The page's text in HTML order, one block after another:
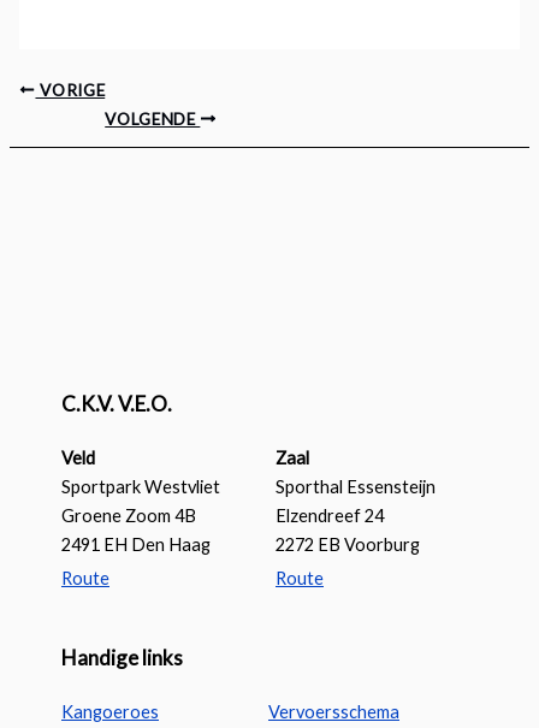
VORIGE
VOLGENDE
C.K.V. V.E.O.
Veld
Sportpark Westvliet
Groene Zoom 4B
2491 EH Den Haag
Zaal
Sporthal Essensteijn
Elzendreef 24
2272 EB Voorburg
Route
Route
Handige links
Kangoeroes Vervoersschema